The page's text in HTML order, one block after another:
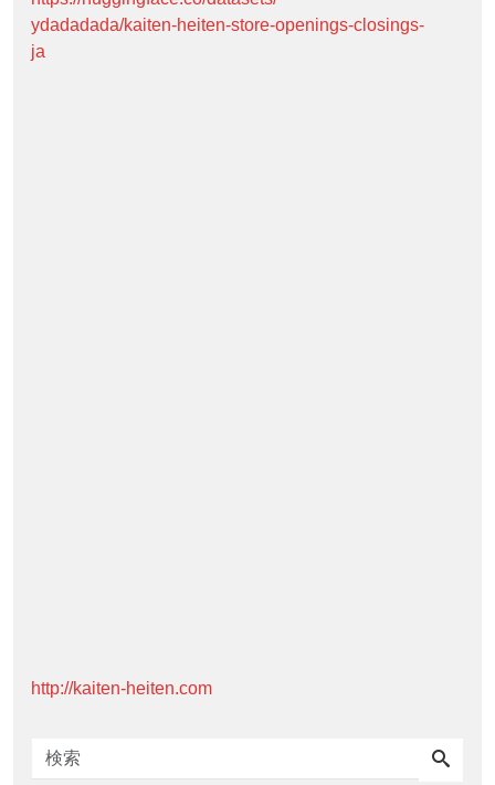
ydadadada/kaiten-heiten-store-openings-closings-
ja
http://kaiten-heiten.com